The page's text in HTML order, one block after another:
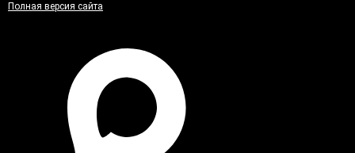
Полная версия сайта